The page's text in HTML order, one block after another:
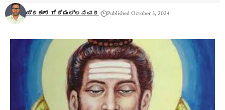
ಪ್ರಕಾಶ ಗಿರಿಮಲ್ಲನವರ Published October 3, 2024